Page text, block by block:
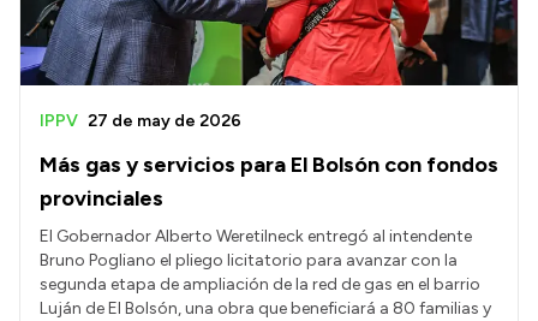
Más gas y servicios para El Bolsón con fondos
provinciales
IPPV 27 de may de 2026
El Gobernador Alberto Weretilneck entregó al intendente
Bruno Pogliano el pliego licitatorio para avanzar con la
segunda etapa de ampliación de la red de gas en el barrio
Luján de El Bolsón, una obra que beneficiará a 80 familias y